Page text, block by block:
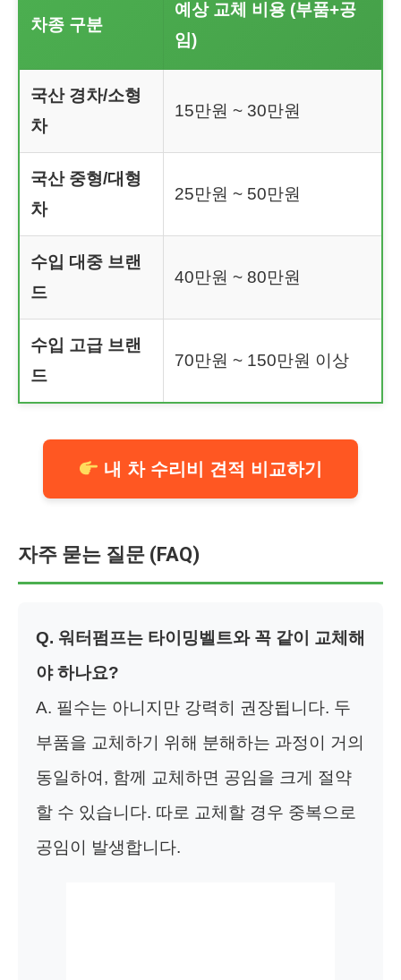
차종 구분
예상 교체 비용 (부품+공
임)
국산 경차/소형
차
15만원 ~ 30만원
국산 중형/대형
차
25만원 ~ 50만원
수입 대중 브랜
드
40만원 ~ 80만원
수입 고급 브랜
드
70만원 ~ 150만원 이상
내 차 수리비 견적 비교하기
자주 묻는 질문 (FAQ)
Q. 워터펌프는 타이밍벨트와 꼭 같이 교체해
야 하나요?
A. 필수는 아니지만 강력히 권장됩니다. 두
부품을 교체하기 위해 분해하는 과정이 거의
동일하여, 함께 교체하면 공임을 크게 절약
할 수 있습니다. 따로 교체할 경우 중복으로
공임이 발생합니다.